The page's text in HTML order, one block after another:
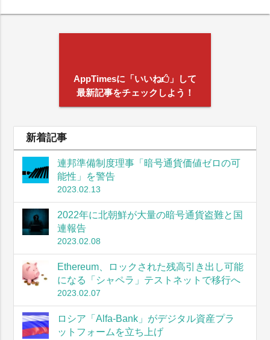
AppTimesに「いいね
」して
最新記事をチェックしよう！
新着記事
連邦準備制度理事「暗号通貨価値ゼロの可
能性」を警告
2023.02.13
2022年に北朝鮮が大量の暗号通貨盗難と国
連報告
2023.02.08
Ethereum、ロックされた残高引き出し可能
になる「シャペラ」テストネットで移行へ
2023.02.07
ロシア「Alfa-Bank」がデジタル資産プラ
ットフォームを立ち上げ